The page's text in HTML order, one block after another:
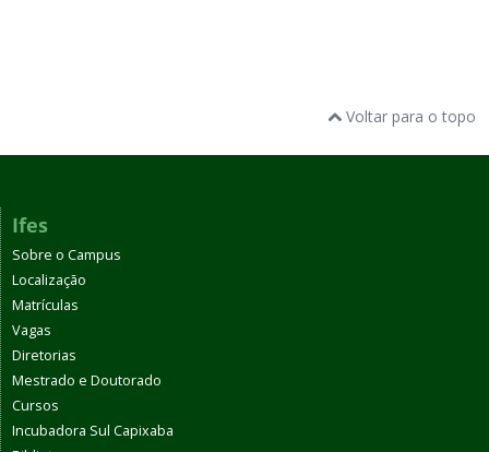
Voltar para o topo
Ifes
Sobre o Campus
Localização
Matrículas
Vagas
Diretorias
Mestrado e Doutorado
Cursos
Incubadora Sul Capixaba